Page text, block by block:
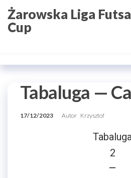
Przejdź
do
treści
Żarowska Liga
Cup
Tabaluga —
17/12/2023 Autor Krzysztof
2
—